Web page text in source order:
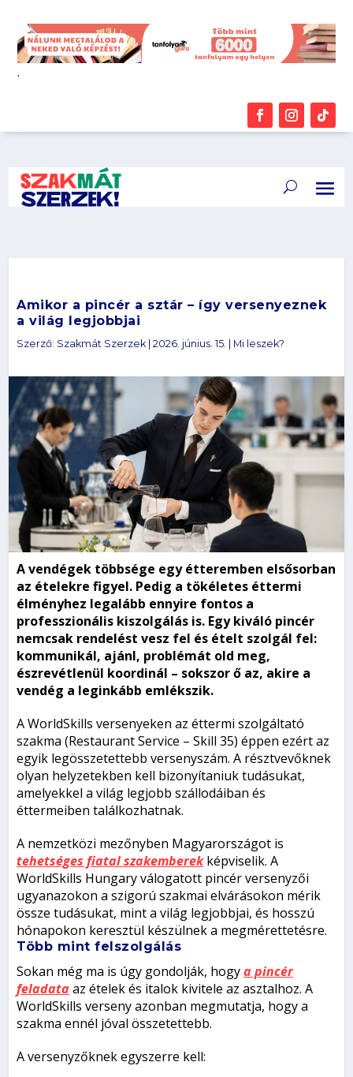
.
Amikor a pincér a sztár – így versenyeznek
a világ legjobbjai
Szerző: Szakmát Szerzek|2026. június. 15. Mi leszek?
A vendégek többsége egy étteremben elsősorban
az ételekre figyel. Pedig a tökéletes éttermi
élményhez legalább ennyire fontos a
professzionális kiszolgálás is. Egy kiváló pincér
nemcsak rendelést vesz fel és ételt szolgál fel:
kommunikál, ajánl, problémát old meg,
észrevétlenül koordinál – sokszor ő az, akire a
vendég a leginkább emlékszik.
A WorldSkills versenyeken az éttermi szolgáltató
szakma (Restaurant Service – Skill 35) éppen ezért az
egyik legösszetettebb versenyszám. A résztvevőknek
olyan helyzetekben kell bizonyítaniuk tudásukat,
amelyekkel a világ legjobb szállodáiban és
éttermeiben találkozhatnak.
A nemzetközi mezőnyben Magyarországot is
tehetséges fiatal szakemberekképviselik. A
WorldSkills Hungary válogatott pincér versenyzői
ugyanazokon a szigorú szakmai elvárásokon mérik
össze tudásukat, mint a világ legjobbjai, és hosszú
hónapokon keresztül készülnek a megmérettetésre.
Több mint felszolgálás
Sokan még ma is úgy gondolják, hogya pincér
feladataaz ételek és italok kivitele az asztalhoz. A
WorldSkills verseny azonban megmutatja, hogy a
szakma ennél jóval összetettebb.
A versenyzőknek egyszerre kell: